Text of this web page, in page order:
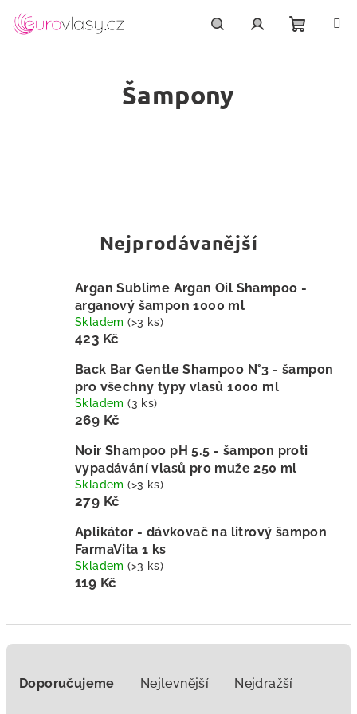
obsah
Šampony
Nejprodávanější
Argan Sublime Argan Oil Shampoo -
arganový šampon 1000 ml
Skladem(>3 ks)
423 Kč
Back Bar Gentle Shampoo N°3 - šampon
pro všechny typy vlasů 1000 ml
Skladem(3 ks)
269 Kč
Noir Shampoo pH 5.5 - šampon proti
vypadávání vlasů pro muže 250 ml
Skladem(>3 ks)
279 Kč
Aplikátor - dávkovač na litrový šampon
FarmaVita 1 ks
Skladem(>3 ks)
119 Kč
Doporučujeme Nejlevnější Nejdražší